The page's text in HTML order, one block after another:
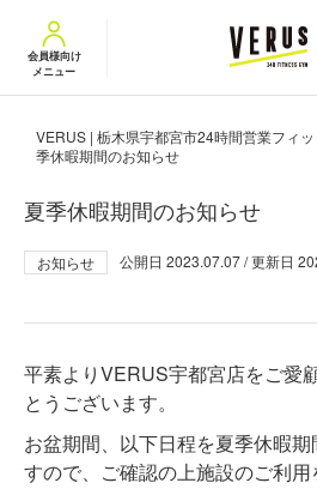
会員様向け
メニュー
VERUS | 栃木県宇都宮市24時間営業フィ
季休暇期間のお知らせ
夏季休暇期間のお知らせ
お知らせ 公開日 2023.07.07/ 更新日
平素よりVERUS宇都宮店をご愛
とうございます。
お盆期間、以下日程を夏季休暇
すので、ご確認の上施設のご利用